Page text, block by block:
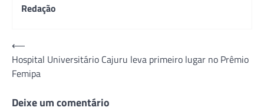
Redação
Navegação
de
Post
⟵
Hospital Universitário Cajuru leva primeiro lugar no Prêmio
Femipa
Deixe um comentário